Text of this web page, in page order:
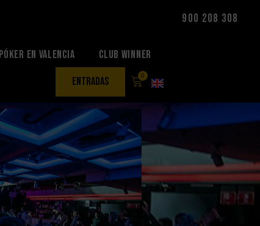
900 208 308
Póker en Valencia Club Winner
entradas 0